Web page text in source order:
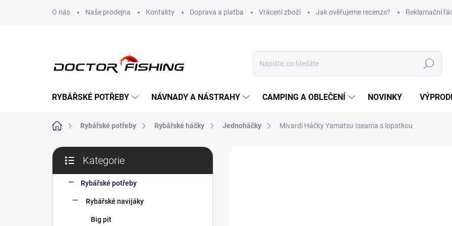
O nás Naše prodejna Kontakty Doprava a platba Vrácení zboží Jak ověřujeme recenze? Reklamační
Hledat
RYBÁŘSKÉ POTŘEBY NÁVNADY A NÁSTRAHY CAMPING A OBLEČENÍ NOVINKY
Domů Rybářské potřeby Rybářské háčky Jednoháčky Mivardi Háčky Yamatsu Iseama s lopatkou
P
s
kategorie
Kategorie
Rybářské potřeby
Rybářské navijáky
Big pit